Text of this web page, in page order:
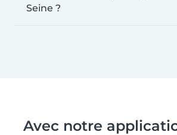
Seine ?
Avec notre